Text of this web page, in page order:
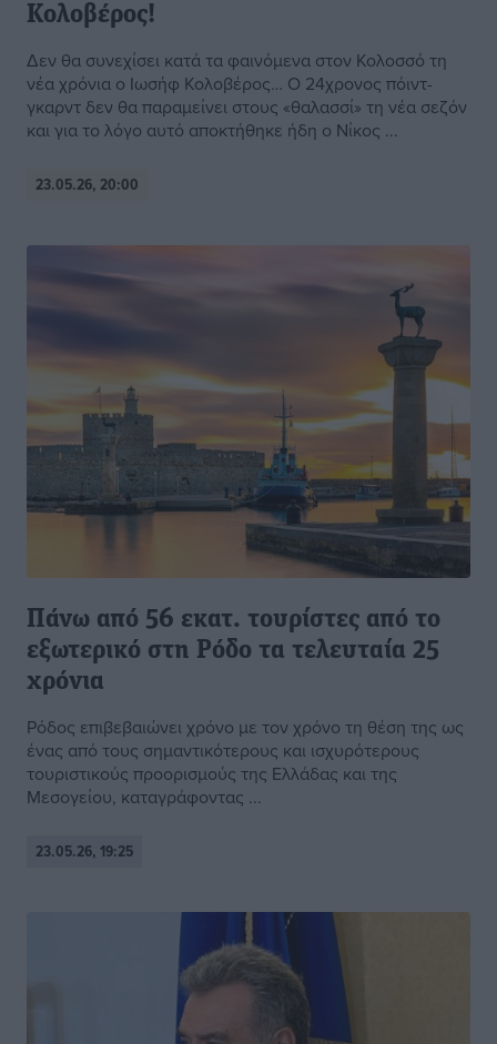
Κολοβέρος!
Δεν θα συνεχίσει κατά τα φαινόμενα στον Κολοσσό τη
νέα χρόνια ο Ιωσήφ Κολοβέρος… Ο 24χρονος πόιντ-
γκαρντ δεν θα παραμείνει στους «θαλασσί» τη νέα σεζόν
και για το λόγο αυτό αποκτήθηκε ήδη ο Νίκος ...
23.05.26, 20:00
Πάνω από 56 εκατ. τουρίστες από το
εξωτερικό στη Ρόδο τα τελευταία 25
χρόνια
Ρόδος επιβεβαιώνει χρόνο με τον χρόνο τη θέση της ως
ένας από τους σημαντικότερους και ισχυρότερους
τουριστικούς προορισμούς της Ελλάδας και της
Μεσογείου, καταγράφοντας ...
23.05.26, 19:25